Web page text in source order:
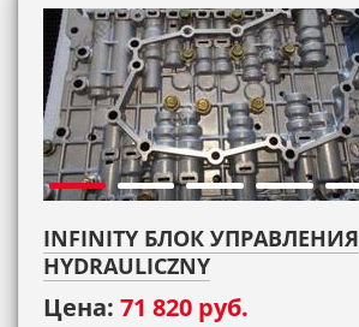
INFINITY БЛОК УПРАВЛЕНИЯ
HYDRAULICZNY
Цена: 71 820 руб.